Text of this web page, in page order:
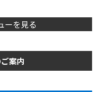
ーを見る
案内